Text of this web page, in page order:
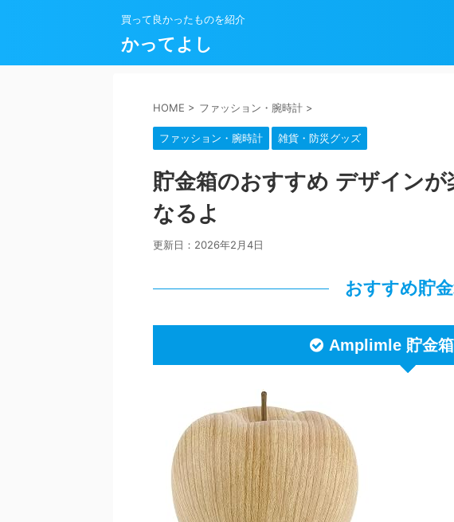
買って良かったものを紹介
かってよし
HOME > ファッション・腕時計 >
ファッション・腕時計 雑貨・防災グッズ
貯金箱のおすすめ デザイン
なるよ
更新日： 2026年2月4日
おすすめ貯
Amplimle 貯金